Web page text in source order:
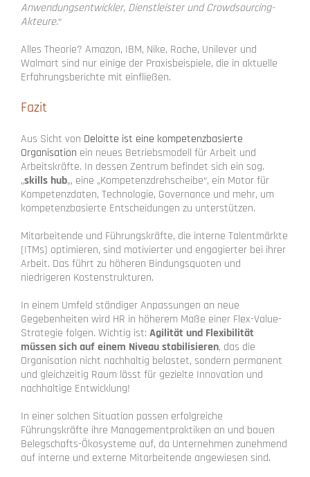
Anwendungsentwickler, Dienstleister und Crowdsourcing-
Akteure.“
Alles Theorie? Amazon, IBM, Nike, Roche, Unilever und
Walmart sind nur einige der Praxisbeispiele, die in aktuelle
Erfahrungsberichte mit einfließen.
Fazit
Aus Sicht von Deloitte ist eine kompetenzbasierte
Organisation ein neues Betriebsmodell für Arbeit und
Arbeitskräfte. In dessen Zentrum befindet sich ein sog.
„skills hub„, eine „Kompetenzdrehscheibe“, ein Motor für
Kompetenzdaten, Technologie, Governance und mehr, um
kompetenzbasierte Entscheidungen zu unterstützen.
Mitarbeitende und Führungskräfte, die interne Talentmärkte
(ITMs) optimieren, sind motivierter und engagierter bei ihrer
Arbeit. Das führt zu höheren Bindungsquoten und
niedrigeren Kostenstrukturen.
In einem Umfeld ständiger Anpassungen an neue
Gegebenheiten wird HR in höherem Maße einer Flex-Value-
Strategie folgen. Wichtig ist: Agilität und Flexibilität
müssen sich auf einem Niveau stabilisieren, das die
Organisation nicht nachhaltig belastet, sondern permanent
und gleichzeitig Raum lässt für gezielte Innovation und
nachhaltige Entwicklung!
In einer solchen Situation passen erfolgreiche
Führungskräfte ihre Managementpraktiken an und bauen
Belegschafts-Ökosysteme auf, da Unternehmen zunehmend
auf interne und externe Mitarbeitende angewiesen sind.